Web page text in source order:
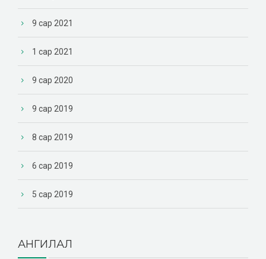
9 сар 2021
1 сар 2021
9 сар 2020
9 сар 2019
8 сар 2019
6 сар 2019
5 сар 2019
АНГИЛАЛ